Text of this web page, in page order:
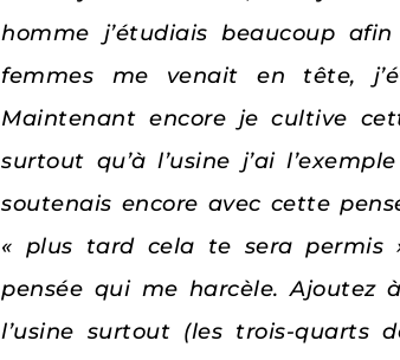
homme j’étudiais beaucoup
femmes me venait en tête,
Maintenant encore je cultive
surtout qu’à l’usine j’ai
soutenais encore avec cette
« plus tard cela te sera permis
pensée qui me harcèle. Ajoutez
l’usine surtout (les trois-